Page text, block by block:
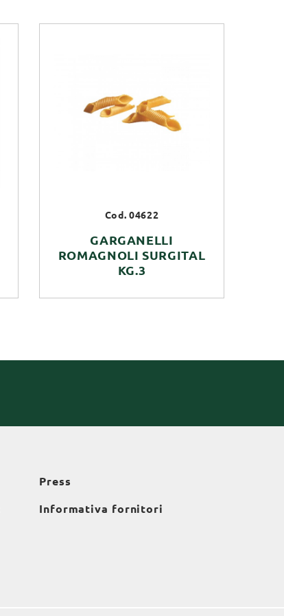
Cod. 04622
GARGANELLI
ROMAGNOLI SURGITAL
KG.3
Press
Informativa fornitori